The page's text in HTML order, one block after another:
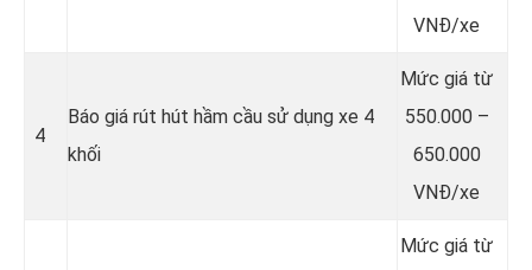
VNĐ/xe
4
Báo giá rút hút hầm cầu sử dụng xe 4
khối
Mức giá từ
550.000 –
650.000
VNĐ/xe
Mức giá từ